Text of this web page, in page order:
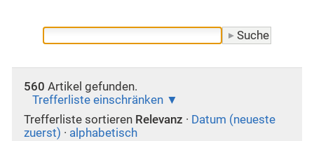
560 Artikel gefunden.
Trefferliste einschränken
Trefferliste sortieren Relevanz · Datum (neueste
zuerst) · alphabetisch